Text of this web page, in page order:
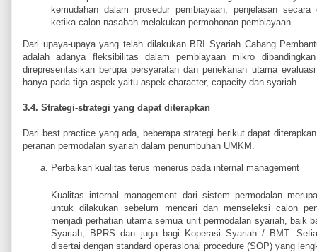
kemudahan dalam prosedur pembiayaan, penjelasan
ketika calon nasabah melakukan permohonan pembiayaan.
Dari upaya-upaya yang telah dilakukan BRI Syariah Cabang
adalah adanya fleksibilitas dalam pembiayaan mikro
direpresentasikan berupa persyaratan dan penekanan utama
hanya pada tiga aspek yaitu aspek character, capacity dan syariah.
3.4. Strategi-strategi yang dapat diterapkan
Dari best practice yang ada, beberapa strategi berikut dapat
peranan permodalan syariah dalam penumbuhan UMKM.
Perbaikan kualitas terus menerus pada internal management
Kualitas internal management dari sistem permodalan
untuk dilakukan sebelum mencari dan menseleksi calon
menjadi perhatian utama semua unit permodalan syariah, baik
Syariah, BPRS dan juga bagi Koperasi Syariah / BMT.
disertai dengan standard operasional procedure (SOP) yang